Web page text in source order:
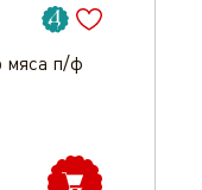
мяса п/ф